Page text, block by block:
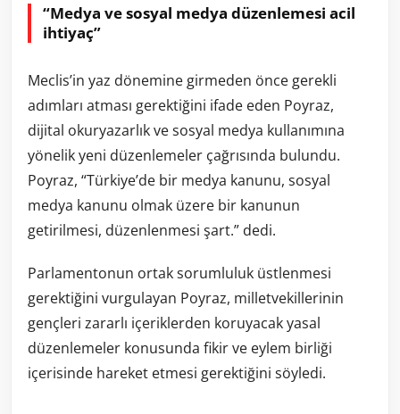
“Medya ve sosyal medya düzenlemesi acil
ihtiyaç”
Meclis’in yaz dönemine girmeden önce gerekli
adımları atması gerektiğini ifade eden Poyraz,
dijital okuryazarlık ve sosyal medya kullanımına
yönelik yeni düzenlemeler çağrısında bulundu.
Poyraz, “Türkiye’de bir medya kanunu, sosyal
medya kanunu olmak üzere bir kanunun
getirilmesi, düzenlenmesi şart.” dedi.
Parlamentonun ortak sorumluluk üstlenmesi
gerektiğini vurgulayan Poyraz, milletvekillerinin
gençleri zararlı içeriklerden koruyacak yasal
düzenlemeler konusunda fikir ve eylem birliği
içerisinde hareket etmesi gerektiğini söyledi.